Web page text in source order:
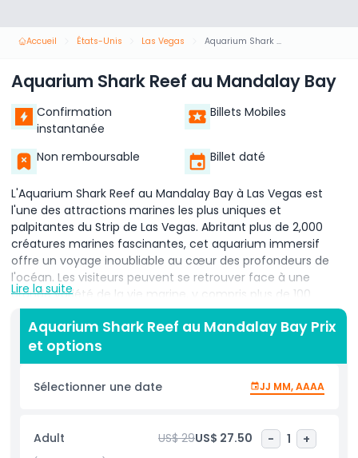
Accueil États-Unis Las Vegas Aquarium Shark Reef au Mandalay Bay
Aquarium Shark Reef au Mandalay Bay
Confirmation
instantanée
Billets Mobiles
Non remboursable Billet daté
L'Aquarium Shark Reef au Mandalay Bay à Las Vegas est
l'une des attractions marines les plus uniques et
palpitantes du Strip de Las Vegas. Abritant plus de 2,000
créatures marines fascinantes, cet aquarium immersif
offre un voyage inoubliable au cœur des profondeurs de
l'océan. Les visiteurs peuvent se retrouver face à une
grande variété de la vie marine, y compris plus de 100
requins, des raies, des piranhas, des tortues vertes en voie
de disparition et même un rare dragon de Komodo.
Conçue pour reproduire l'épave d'un navire sous-marin,
l'exposition offre un regard captivant et rapproché sur des
créatures généralement trouvées bien en dessous de la
surface de l'océan. L'un des éléments phares de l'Aquarium
visiteurs peuvent marcher à travers un passage
transparent entouré de certains des prédateurs les plus
Lire la suite
Aquarium Shark Reef au Mandalay Bay Prix
et options
Sélectionner une date JJ MM, AAAA
Adult US$ 29US$ 27.50 - 1 +